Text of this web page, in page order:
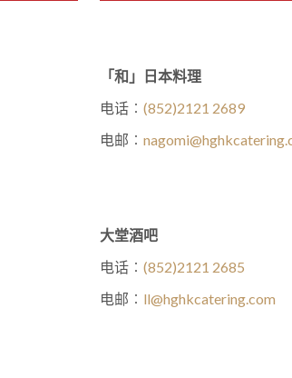
「和」日本料理
电话︰ (852)2121 2689
电邮︰
大堂酒吧
电话︰ (852)2121 2685
电邮︰ ll@hghkcatering.com